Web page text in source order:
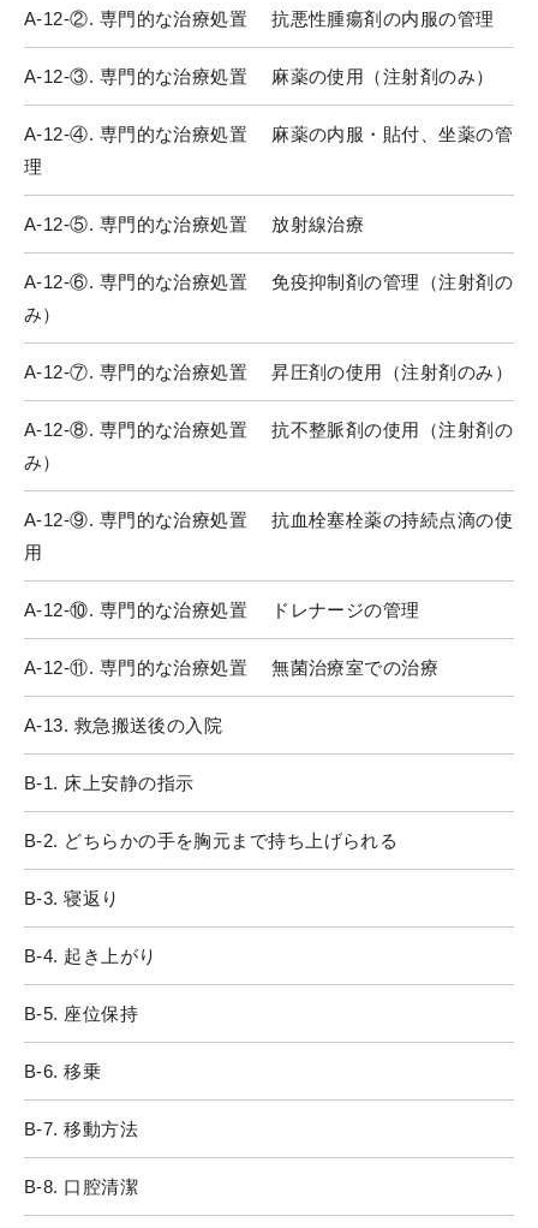
A-12-②. 専門的な治療処置 抗悪性腫瘍剤の内服の管理
A-12-③. 専門的な治療処置 麻薬の使用（注射剤のみ）
A-12-④. 専門的な治療処置 麻薬の内服・貼付、坐薬の管
理
A-12-⑤. 専門的な治療処置 放射線治療
A-12-⑥. 専門的な治療処置 免疫抑制剤の管理（注射剤の
み）
A-12-⑦. 専門的な治療処置 昇圧剤の使用（注射剤のみ）
A-12-⑧. 専門的な治療処置 抗不整脈剤の使用（注射剤の
み）
A-12-⑨. 専門的な治療処置 抗血栓塞栓薬の持続点滴の使
用
A-12-⑩. 専門的な治療処置 ドレナージの管理
A-12-⑪. 専門的な治療処置 無菌治療室での治療
A-13. 救急搬送後の入院
B-1. 床上安静の指示
B-2. どちらかの手を胸元まで持ち上げられる
B-3. 寝返り
B-4. 起き上がり
B-5. 座位保持
B-6. 移乗
B-7. 移動方法
B-8. 口腔清潔